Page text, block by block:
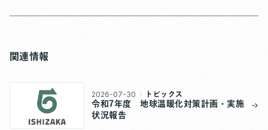
関連情報
2026-07-30 トピックス
令和7年度 地球温暖化対策計画・実施
状況報告